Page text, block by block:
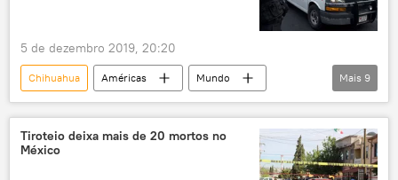
5 de dezembro 2019, 20:20
Chihuahua Américas
Mundo
Notícias
acidente
ônibus
colisão
vítimas
feridos
Mais 9
Tiroteio deixa mais de 20 mortos no
México